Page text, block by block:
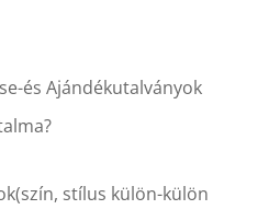
és Ajándékutalványok
stílus külön-külön